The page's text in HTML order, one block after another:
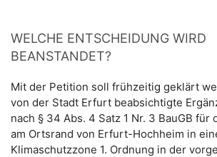
WELCHE ENTSCHEIDUNG WIRD
BEANSTANDET?
Mit der Petition soll frühzeitig geklärt
von der Stadt Erfurt beabsichtigte
nach § 34 Abs. 4 Satz 1 Nr. 3 BauGB für
am Ortsrand von Erfurt-Hochheim in
Klimaschutzzone 1. Ordnung in der